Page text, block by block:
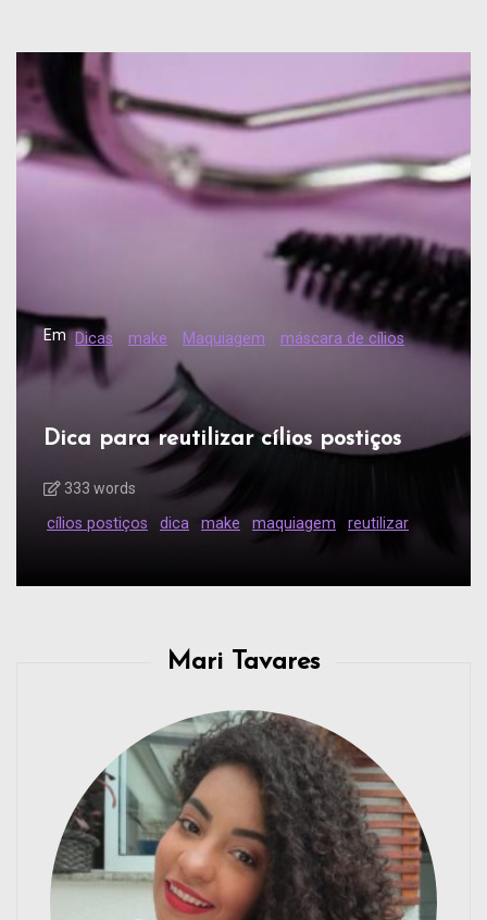
Em Dicas make Maquiagem máscara de cílios
Dica para reutilizar cílios postiços
333 words
cílios postiços dica make maquiagem reutilizar
Mari Tavares